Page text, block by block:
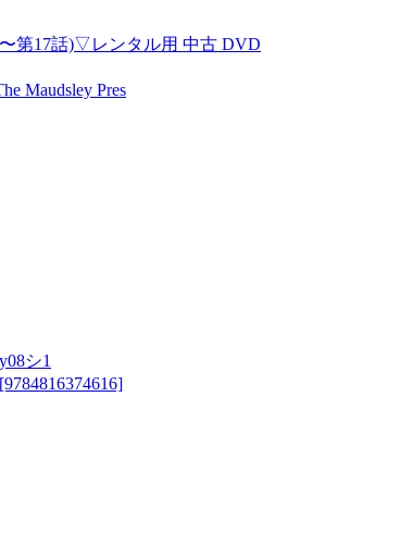
第17話)▽レンタル用 中古 DVD
Maudsley Pres
シ1